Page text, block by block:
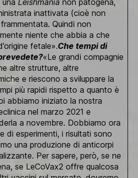
Leishmania non patogena,
inattivata (cioè non
Quindi non
niente che abbia a che
fetale».Che tempi di
«Le grandi compagnie
altre strutture, altre
e riescono a sviluppare la
più rapidi rispetto a quanto è
abbiamo iniziato la nostra
nel marzo 2021 e
a novembre. Dobbiamo ora
di esperimenti, i risultati sono
una produzione di anticorpi
Per sapere, però, se ne
se LeCoVax2 offre qualcosa